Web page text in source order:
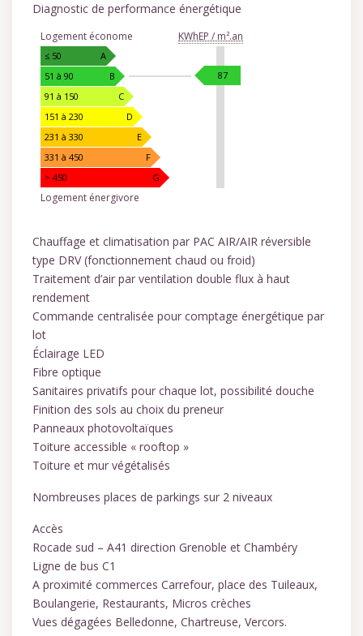
Diagnostic de performance énergétique
DIAGNOSTIC
DE
PERFORMANCE
ÉNERGÉTIQUE
Logement économe KWhEP / m².an
≤ 50
A
51 à 90
B
91 à 150
C
151 à 230
D
231 à 330
E
331 à 450
F
> 450
G
87KWhEP
Logement énergivore
Chauffage et climatisation par PAC AIR/AIR réversible
type DRV (fonctionnement chaud ou froid)
Traitement d’air par ventilation double flux à haut
rendement
Commande centralisée pour comptage énergétique par
lot
Éclairage LED
Fibre optique
Sanitaires privatifs pour chaque lot, possibilité douche
Finition des sols au choix du preneur
Panneaux photovoltaïques
Toiture accessible « rooftop »
Toiture et mur végétalisés
Nombreuses places de parkings sur 2 niveaux
Accès
Rocade sud – A41 direction Grenoble et Chambéry
Ligne de bus C1
A proximité commerces Carrefour, place des Tuileaux,
Boulangerie, Restaurants, Micros crèches
Vues dégagées Belledonne, Chartreuse, Vercors.